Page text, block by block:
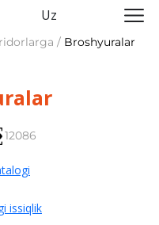
Uz
/ Broshyuralar
12086
issiqlik